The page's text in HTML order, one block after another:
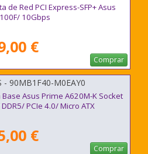
de Red PCI Express-SFP+ Asus
10Gbps
€
Comprar
- 90MB1F40-M0EAY0
Base Asus Prime A620M-K Socket
PCIe 4.0/ Micro ATX
€
Comprar